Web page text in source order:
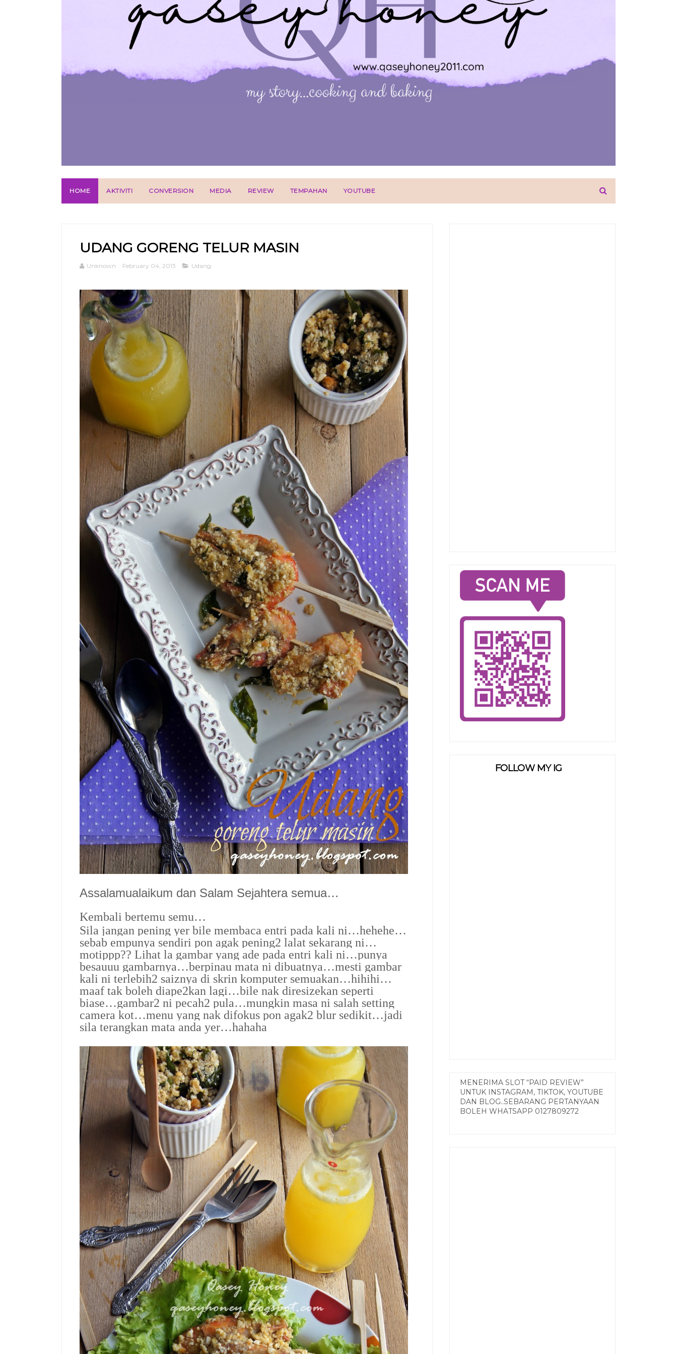
HOME AKTIVITI CONVERSION MEDIA REVIEW TEMPAHAN YOUTUBE
UDANG GORENG TELUR MASIN
Unknown February 04, 2013 Udang
Assalamualaikum dan Salam Sejahtera semua…
Kembali bertemu semu…
Sila jangan pening yer bile membaca entri pada kali ni…hehehe…
sebab empunya sendiri pon agak pening2 lalat sekarang ni…
motippp?? Lihat la gambar yang ade pada entri kali ni…punya
besauuu gambarnya…berpinau mata ni dibuatnya…mesti gambar
kali ni terlebih2 saiznya di skrin komputer semuakan…hihihi…
maaf tak boleh diape2kan lagi…bile nak diresizekan seperti
biase…gambar2 ni pecah2 pula…mungkin masa ni salah setting
camera kot…menu yang nak difokus pon agak2 blur sedikit…jadi
sila terangkan mata anda yer…hahaha
FOLLOW MY IG
MENERIMA SLOT “PAID REVIEW”
UNTUK INSTAGRAM, TIKTOK, YOUTUBE
DAN BLOG..SEBARANG PERTANYAAN
BOLEH WHATSAPP 0127809272